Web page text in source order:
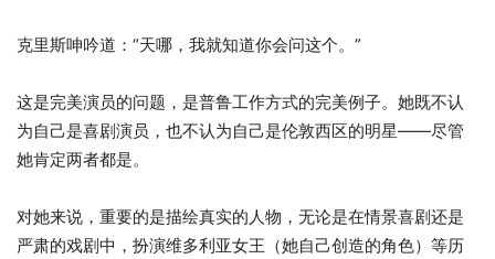
克里斯呻吟道：“天哪，我就知道你会问这个。”
这是完美演员的问题，是普鲁工作方式的完美例子。她既不认
为自己是喜剧演员，也不认为自己是伦敦西区的明星——尽管
她肯定两者都是。
对她来说，重要的是描绘真实的人物，无论是在情景喜剧还是
严肃的戏剧中，扮演维多利亚女王（她自己创造的角色）等历